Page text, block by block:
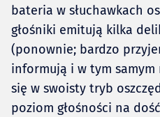
bateria w słuchawkach
głośniki emitują kilka
(ponownie; bardzo
informują i w tym samym
się w swoisty tryb
poziom głośności na